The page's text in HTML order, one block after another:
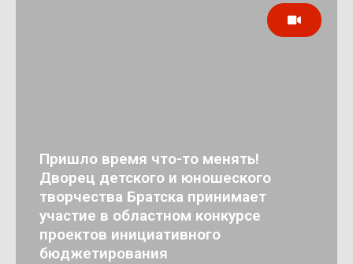
Пришло время что-то менять!
Дворец детского и юношеского
творчества Братска принимает
участие в областном конкурсе
проектов инициативного
бюджетирования